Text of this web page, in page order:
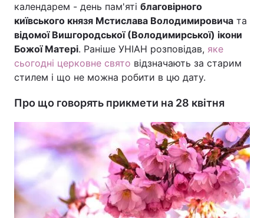
календарем - день пам'яті благовірного
київського князя Мстислава Володимировича та
відомої Вишгородської (Володимирської) ікони
Божої Матері. Раніше УНІАН розповідав, яке
сьогодні церковне свято відзначають за старим
стилем і що не можна робити в цю дату.
Про що говорять прикмети на 28 квітня